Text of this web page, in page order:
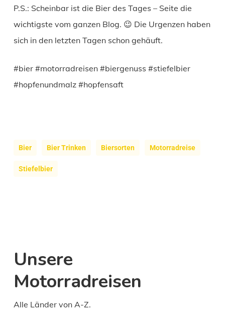
P.S.: Scheinbar ist die Bier des Tages – Seite die
wichtigste vom ganzen Blog. 😉 Die Urgenzen haben
sich in den letzten Tagen schon gehäuft.
#bier #motorradreisen #biergenuss #stiefelbier
#hopfenundmalz #hopfensaft
Bier Bier Trinken Biersorten Motorradreise
Stiefelbier
Unsere
Motorradreisen
Alle Länder von A-Z.